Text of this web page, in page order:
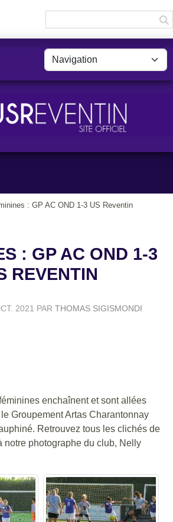
: GP AC OND 1-3 US Reventin
: GP AC OND 1-3
REVENTIN
2021 PAR THOMAS SIGISMONDI
enchaînent et sont allées
Groupement Artas Charantonnay
Retrouvez tous les clichés de
notre photographe du club, Nelly